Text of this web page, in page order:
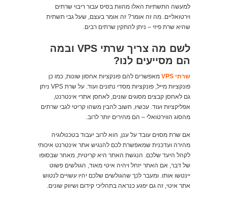
למעשה התשתיות האלו מהוות בסיס עבור ריבוי שרתים
וירטואליים. מה זה אומר? זה אומר בעצם, שעל גבי תשתית
שהיא שרת פיזי – ניתן להתקין שרתים רבים.
לשם מה צריך שרתי VPS ובמה
הם מסייעים לנו?
שרתי VPS מאפשרים להם פונקציות אחסון שונות, כמו כן
פונקציות מייל, פונקציות מסדי נתונים ועוד. על שרת VPS ניתן
גם לאחסן קבצים מסוגים שונים, לאחסן אתרי אינטרנט,
אפליקציות ועוד. עכשיו, חשוב להבין משהו קריטי לגבי שרתים
מהסוג הווירטואלי – הם מהירים יותר לרוב.
אם שרת מסוים עובד על ענן, הוא לרוב יעבוד בטכנולוגיה
מהירה ועדכנית שמאפשרת לכם להנגיש אתר אינטרנט איכותי
לקהל היעד שלכם. הנגשת האתר היא קריטית, מאחר שבסופו
של דבר, אם האתר יזחל ויהיה איטי מאוד, הגולשים פשוט
יינטשו אותו. ומעבר לכך שהגולשים שלכם יהיו עשויים לנטוש
אתר איטי, זה גם יפגע כנראה בתהליכי קידום ושיווק שונים.